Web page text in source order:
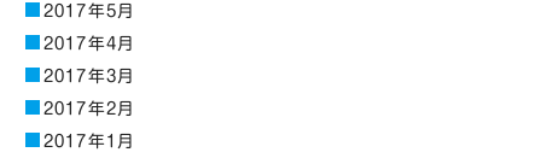
2017年5月
2017年4月
2017年3月
2017年2月
2017年1月